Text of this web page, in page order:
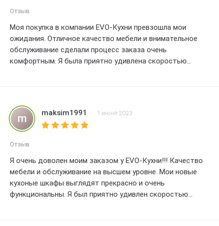
Отзыв
Моя покупка в компании EVO-Кухни превзошла мои
ожидания. Отличное качество мебели и внимательное
обслуживание сделали процесс заказа очень
комфортным. Я была приятно удивлена скоростью
Рекомендую EVO-Кухни всем. кто ищет качественную и
стильную мебель для своего дома. Большое спасибо за
отличный опыт покупки!
m maksim1991 1 июня 2023
Отзыв
Я очень доволен моим заказом у EVO-Кухни!!! Качество
мебели и обслуживание на высшем уровне. Мои новые
кухоные шкафы выглядят прекрасно и очень
функциональны. Я был приятно удивлен скоростью